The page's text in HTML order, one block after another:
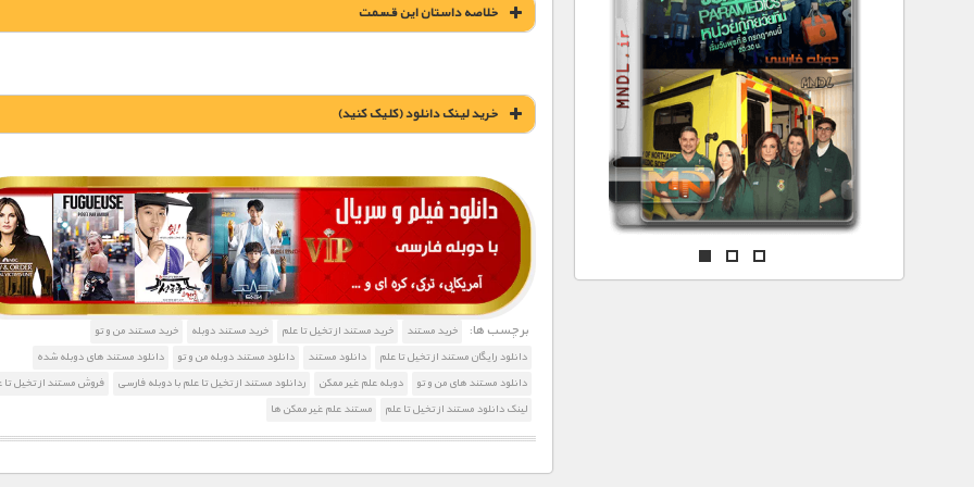
خلاصه داستان این قسمت
خريد لينک دانلود (کليک کنيد)
1900 تومان – خريد لينک دانلود (افزودن به سبد خريد)
برچسب ها: خرید مستند خرید مستند از تخیل تا علم خرید مستند دوبله
خرید مستند من و تو
دانلود رایگان مستند از تخیل تا علم
دانلود مستند دانلود مستند دوبله من و تو
دانلود مستند های دوبله شده
دانلود مستند های من و تو
دوبله علم غیر ممکن ردانلود مستند از تخیل تا علم با دوبله فارسی
فروش مستند از تخیل تا
لینک دانلود مستند از تخیل تا علم
مستند علم غیر ممکن ها